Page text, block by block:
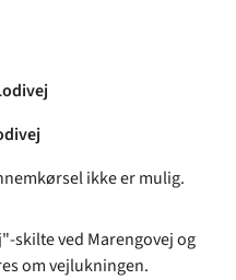
ikke er mulig.
skilte ved Marengovej og
om vejlukningen.